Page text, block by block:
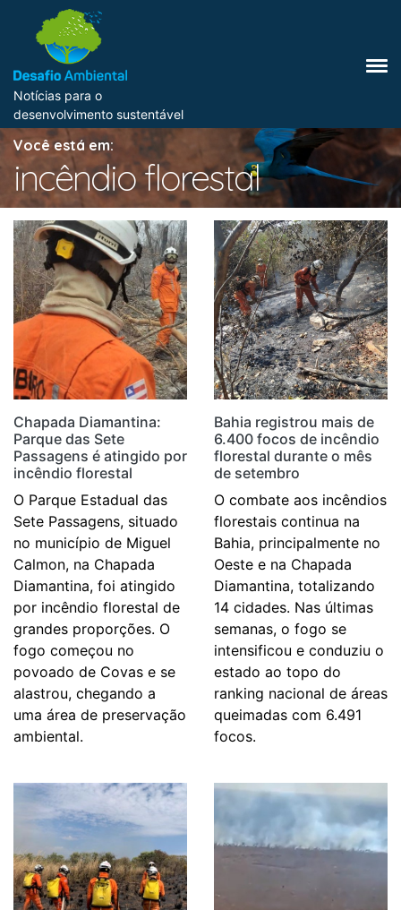
Notícias para o
desenvolvimento sustentável
Você está em:
incêndio florestal
Chapada Diamantina:
Parque das Sete
Passagens é atingido por
incêndio florestal
O Parque Estadual das
Sete Passagens, situado
no município de Miguel
Calmon, na Chapada
Diamantina, foi atingido
por incêndio florestal de
grandes proporções. O
fogo começou no
povoado de Covas e se
alastrou, chegando a
uma área de preservação
ambiental.
Bahia registrou mais de
6.400 focos de incêndio
florestal durante o mês
de setembro
O combate aos incêndios
florestais continua na
Bahia, principalmente no
Oeste e na Chapada
Diamantina, totalizando
14 cidades. Nas últimas
semanas, o fogo se
intensificou e conduziu o
estado ao topo do
ranking nacional de áreas
queimadas com 6.491
focos.